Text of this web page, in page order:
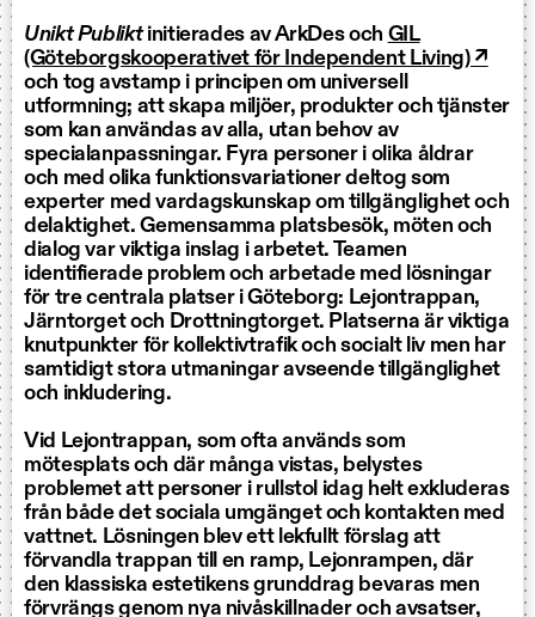
Unikt Publiktinitierades av ArkDes och GIL
(Göteborgskooperativet för Independent Living) ↗
och tog avstamp i principen om universell
utformning; att skapa miljöer, produkter och tjänster
som kan användas av alla, utan behov av
specialanpassningar. Fyra personer i olika åldrar
och med olika funktionsvariationer deltog som
experter med vardagskunskap om tillgänglighet och
delaktighet. Gemensamma platsbesök, möten och
dialog var viktiga inslag i arbetet. Teamen
identifierade problem och arbetade med lösningar
för tre centrala platser i Göteborg: Lejontrappan,
Järntorget och Drottningtorget. Platserna är viktiga
knutpunkter för kollektivtrafik och socialt liv men har
samtidigt stora utmaningar avseende tillgänglighet
och inkludering.
Vid Lejontrappan, som ofta används som
mötesplats och där många vistas, belystes
problemet att personer i rullstol idag helt exkluderas
från både det sociala umgänget och kontakten med
vattnet. Lösningen blev ett lekfullt förslag att
förvandla trappan till en ramp, Lejonrampen, där
den klassiska estetikens grunddrag bevaras men
förvrängs genom nya nivåskillnader och avsatser,